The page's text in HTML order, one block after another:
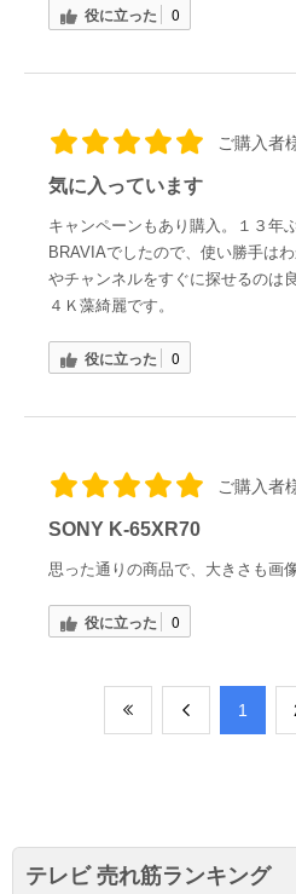
役に立った 0
ご購入者
気に入っています
キャンペーンもあり購入。１３年
BRAVIAでしたので、使い勝手は
やチャンネルをすぐに探せるのは
４Ｋ藻綺麗です。
役に立った 0
ご購入者
SONY K-65XR70
思った通りの商品で、大きさも画
役に立った 0
​1
テレビ 売れ筋ランキング